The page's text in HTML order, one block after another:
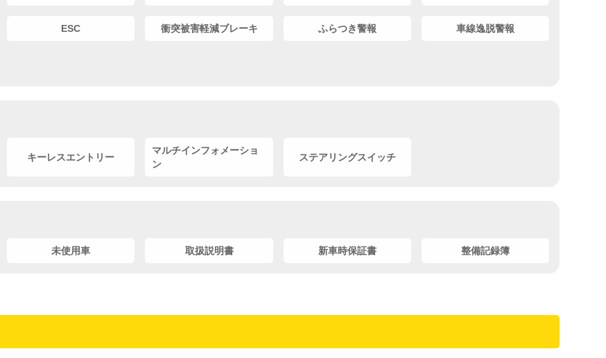
ESC 衝突被害軽減ブレーキ ふらつき警報 車線逸脱警報
キーレスエントリー
マルチインフォメーショ
ン
ステアリングスイッチ
未使用車 取扱説明書 新車時保証書 整備記録簿